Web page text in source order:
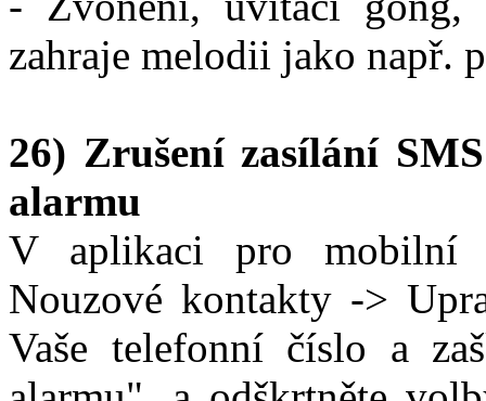
zahraje melodii jako např.
26) Zrušení zasílání
alarmu
V aplikaci pro mobilní
Nouzové kontakty ->
Vaše telefonní číslo a